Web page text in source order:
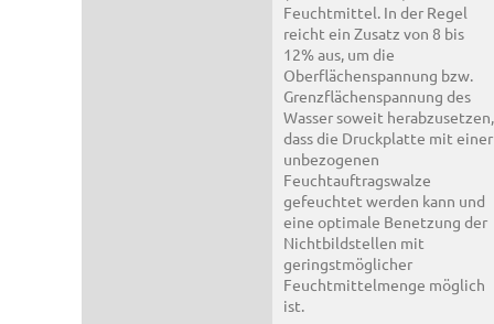
Feuchtmittel. In der Regel
reicht ein Zusatz von 8 bis
12% aus, um die
Oberflächenspannung bzw.
Grenzflächenspannung des
Wasser soweit herabzusetzen,
dass die Druckplatte mit einer
unbezogenen
Feuchtauftragswalze
gefeuchtet werden kann und
eine optimale Benetzung der
Nichtbildstellen mit
geringstmöglicher
Feuchtmittelmenge möglich
ist.